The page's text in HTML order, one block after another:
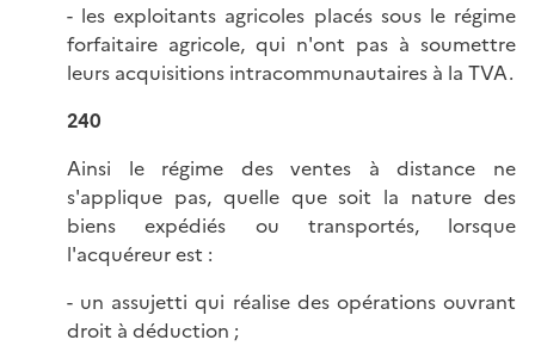
- les exploitants agricoles placés sous le régime
forfaitaire agricole, qui n'ont pas à soumettre
leurs acquisitions intracommunautaires à la TVA.
240
Ainsi le régime des ventes à distance ne
s'applique pas, quelle que soit la nature des
biens expédiés ou transportés, lorsque
l'acquéreur est :
- un assujetti qui réalise des opérations ouvrant
droit à déduction ;